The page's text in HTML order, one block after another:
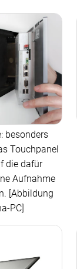
besonders
Touchpanel
die dafür
Aufnahme
[Abbildung
PC]